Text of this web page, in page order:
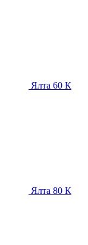
Ялта 60 К
Ялта 80 К